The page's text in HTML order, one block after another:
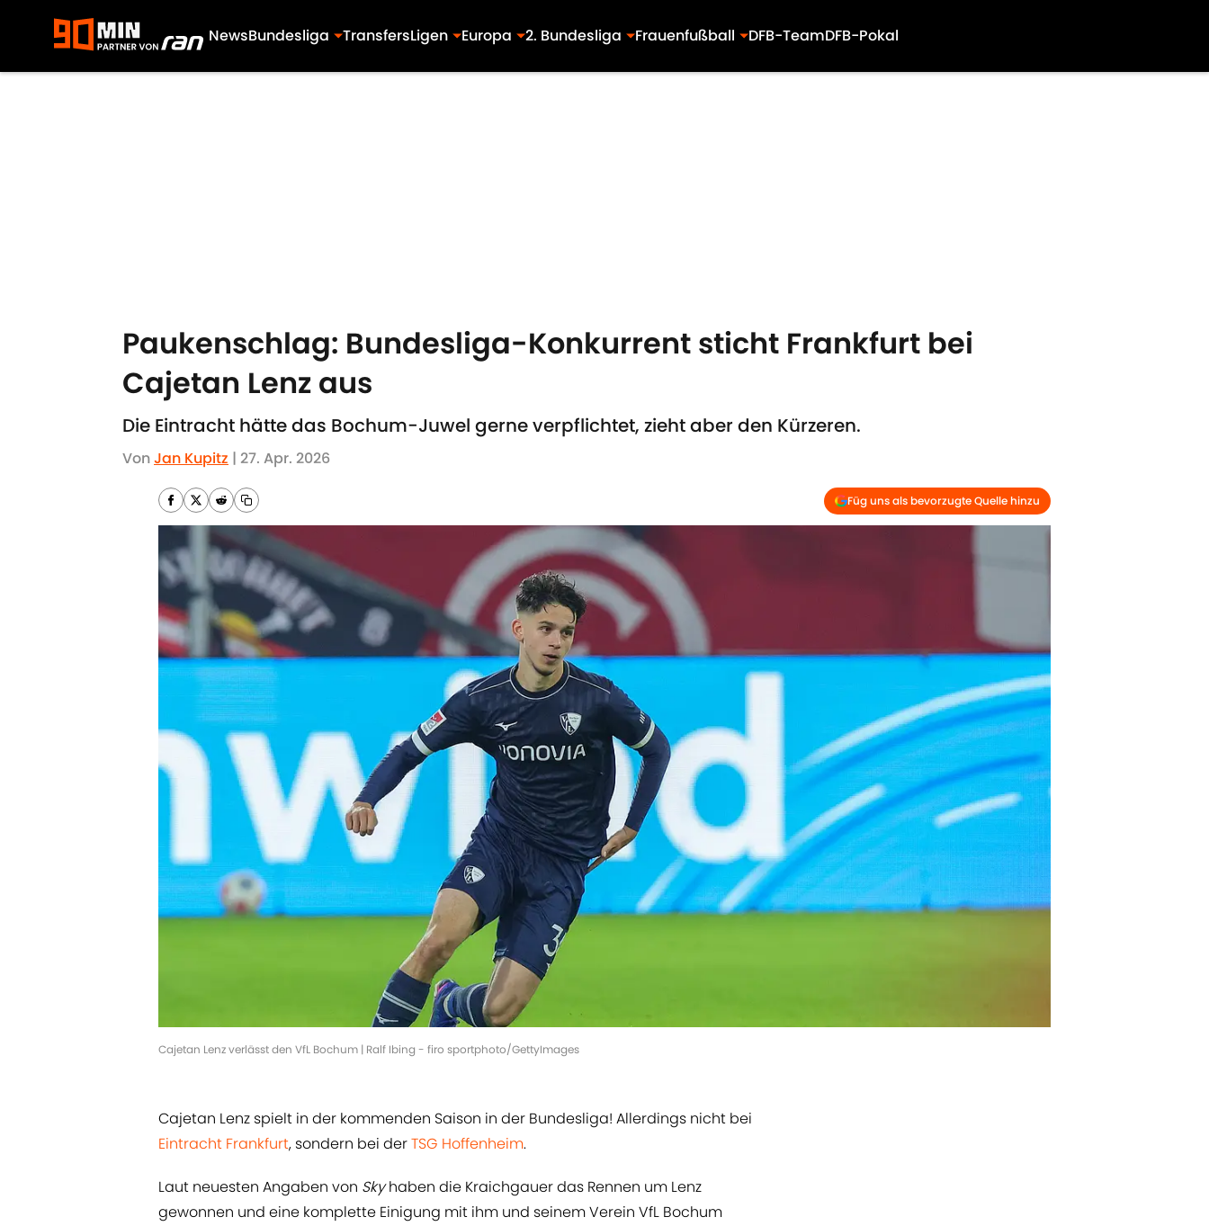
NewsBundesliga TransfersLigen Europa 2. Bundesliga Frauenfußball DFB-TeamDFB-Pokal
Paukenschlag: Bundesliga-Konkurrent sticht Frankfurt bei
Cajetan Lenz aus
Die Eintracht hätte das Bochum-Juwel gerne verpflichtet, zieht aber den Kürzeren.
VonJan Kupitz | 27. Apr. 2026
Füg uns als bevorzugte Quelle hinzu
Cajetan Lenz verlässt den VfL Bochum | Ralf Ibing - firo sportphoto/GettyImages
Cajetan Lenz spielt in der kommenden Saison in der Bundesliga! Allerdings nicht bei
Eintracht Frankfurt, sondern bei derTSG Hoffenheim.
Laut neuesten Angaben von Skyhaben die Kraichgauer das Rennen um Lenz
gewonnen und eine komplette Einigung mit ihm und seinem Verein VfL Bochum